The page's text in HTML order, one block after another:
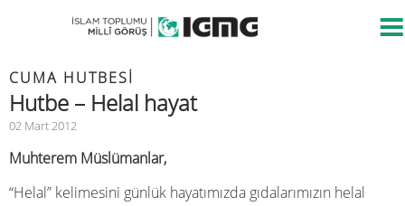
CUMA HUTBESİ
Hutbe – Helal hayat
02 Mart 2012
Muhterem Müslümanlar,
“Helal” kelimesini günlük hayatımızda gıdalarımızın helal